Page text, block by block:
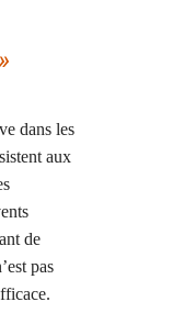
dans les
aux
de
pas